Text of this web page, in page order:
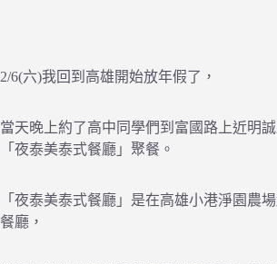
2/6(六)我回到高雄開始放年假了，
當天晚上約了高中同學們到富國路上近明
「夜泰美泰式餐廳」聚餐。
「夜泰美泰式餐廳」是在高雄小港淨園農
餐廳，